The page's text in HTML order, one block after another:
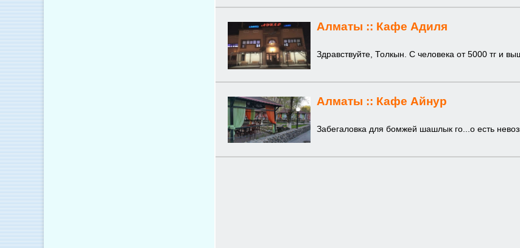
Алматы :: Кафе Адиля
Здравствуйте, Толкын. С человека от 5000 тг и
Алматы :: Кафе Айнур
Забегаловка для бомжей шашлык го...о есть